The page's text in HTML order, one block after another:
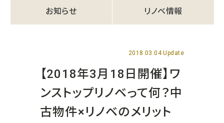
お知らせ リノベ情報
2018.03.04 Update
【2018年3月18日開催】ワ
ンストップリノベって何？中
古物件×リノベのメリット